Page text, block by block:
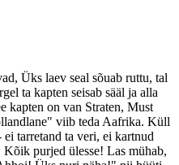
Üks laev seal sõuab ruttu, tal
ta kapten seisab sääl ja alla
kapten on van Straten, Must
viib teda Aafrika. Küll
tarretand ta veri, ei kartnud
purjed ülesse! Las mühab,